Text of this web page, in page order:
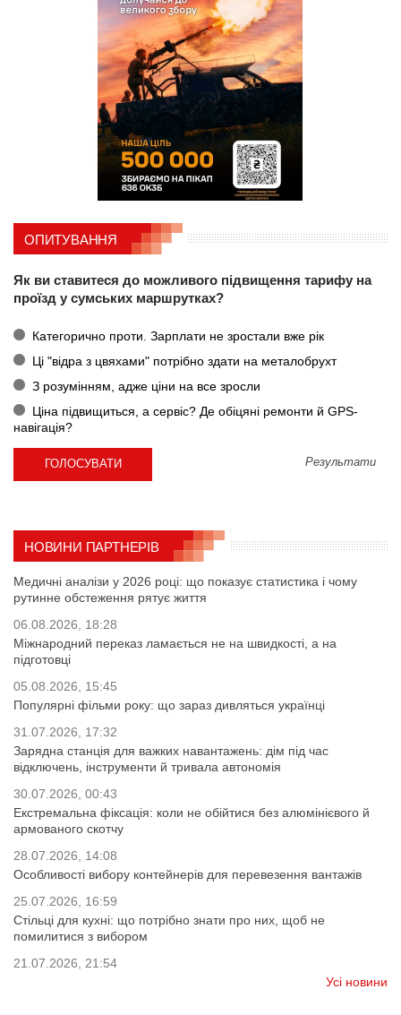
ОПИТУВАННЯ
Як ви ставитеся до можливого підвищення тарифу на
проїзд у сумських маршрутках?
Категорично проти. Зарплати не зростали вже рік
Ці "відра з цвяхами" потрібно здати на металобрухт
З розумінням, адже ціни на все зросли
Ціна підвищиться, а сервіс? Де обіцяні ремонти й GPS-
навігація?
Результати
НОВИНИ ПАРТНЕРІВ
Медичні аналізи у 2026 році: що показує статистика і чому
рутинне обстеження рятує життя
06.08.2026, 18:28
Міжнародний переказ ламається не на швидкості, а на
підготовці
05.08.2026, 15:45
Популярні фільми року: що зараз дивляться українці
31.07.2026, 17:32
Зарядна станція для важких навантажень: дім під час
відключень, інструменти й тривала автономія
30.07.2026, 00:43
Екстремальна фіксація: коли не обійтися без алюмінієвого й
армованого скотчу
28.07.2026, 14:08
Особливості вибору контейнерів для перевезення вантажів
25.07.2026, 16:59
Стільці для кухні: що потрібно знати про них, щоб не
помилитися з вибором
21.07.2026, 21:54
Усі новини